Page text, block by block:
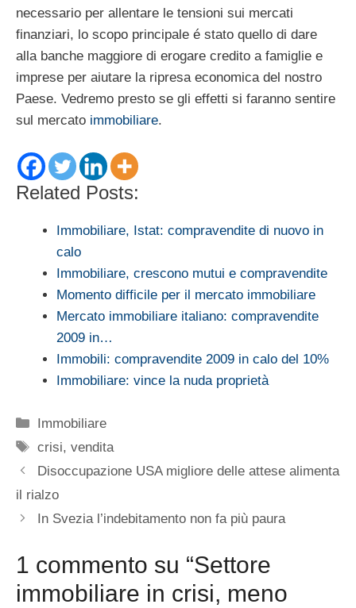
necessario per allentare le tensioni sui mercati
finanziari, lo scopo principale é stato quello di dare
alla banche maggiore di erogare credito a famiglie e
imprese per aiutare la ripresa economica del nostro
Paese. Vedremo presto se gli effetti si faranno sentire
sul mercato immobiliare.
Related Posts:
Immobiliare, Istat: compravendite di nuovo in
calo
Immobiliare, crescono mutui e compravendite
Momento difficile per il mercato immobiliare
Mercato immobiliare italiano: compravendite
2009 in…
Immobili: compravendite 2009 in calo del 10%
Immobiliare: vince la nuda proprietà
Categorie
Immobiliare
Tag
crisi,vendita
Disoccupazione USA migliore delle attese alimenta
il rialzo
In Svezia l’indebitamento non fa più paura
1 commento su “Settore
immobiliare in crisi, meno